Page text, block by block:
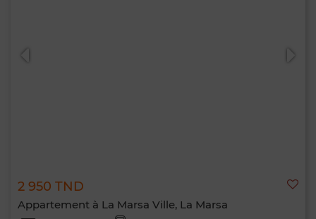
2 950 TND
Appartement à La Marsa Ville, La Marsa